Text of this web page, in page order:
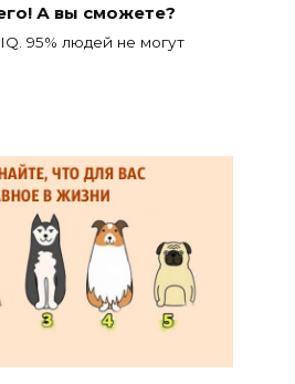
А вы сможете?
95% людей не могут